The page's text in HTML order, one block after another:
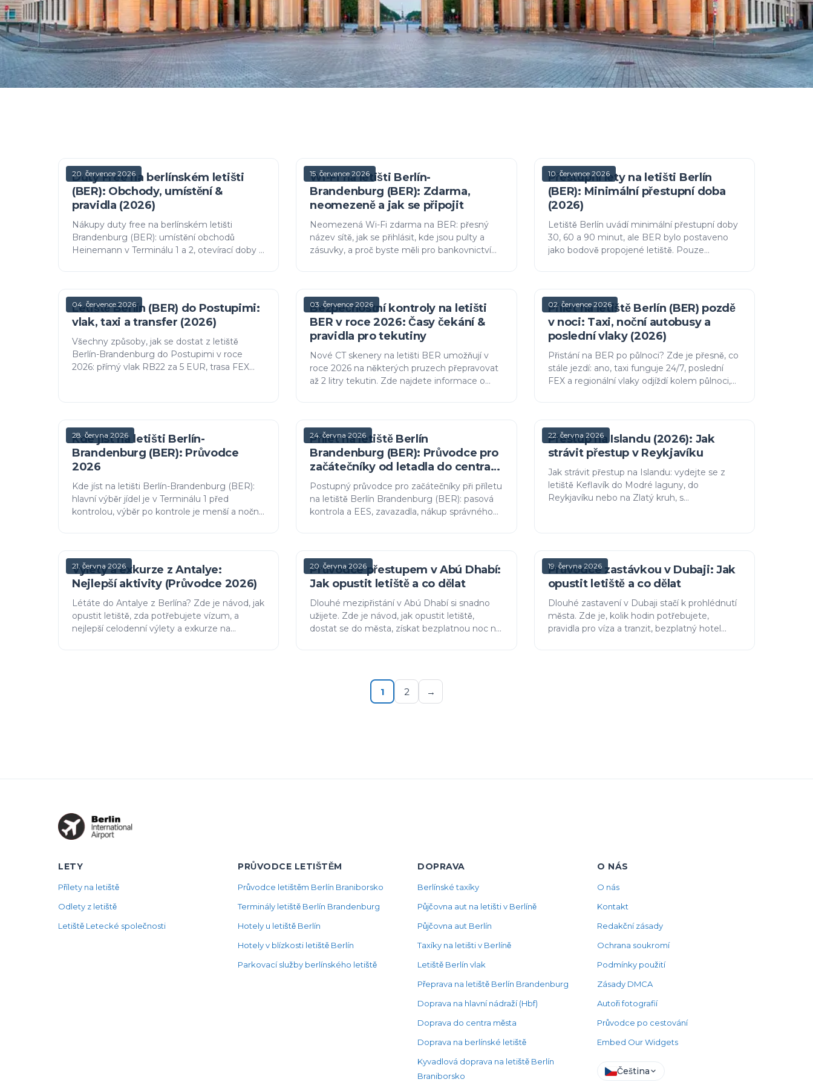
20. července 2026
Duty Free na berlínském letišti
(BER): Obchody, umístění &
pravidla (2026)
Nákupy duty free na berlínském letišti
Brandenburg (BER): umístění obchodů
Heinemann v Terminálu 1 a 2, otevírací doby a
15. července 2026
Wi-Fi na letišti Berlín-
Brandenburg (BER): Zdarma,
neomezeně a jak se připojit
Neomezená Wi-Fi zdarma na BER: přesný
název sítě, jak se přihlásit, kde jsou pulty a
zásuvky, a proč byste měli pro bankovnictví
10. července 2026
Přestupní lety na letišti Berlín
(BER): Minimální přestupní doba
(2026)
Letiště Berlín uvádí minimální přestupní doby
30, 60 a 90 minut, ale BER bylo postaveno
jako bodově propojené letiště. Pouze
04. července 2026
Letiště Berlín (BER) do Postupimi:
vlak, taxi a transfer (2026)
Všechny způsoby, jak se dostat z letiště
Berlín-Brandenburg do Postupimi v roce
2026: přímý vlak RB22 za 5 EUR, trasa FEX
03. července 2026
Bezpečnostní kontroly na letišti
BER v roce 2026: Časy čekání &
pravidla pro tekutiny
Nové CT skenery na letišti BER umožňují v
roce 2026 na některých pruzech přepravovat
až 2 litry tekutin. Zde najdete informace o
02. července 2026
Přílet na letiště Berlín (BER) pozdě
v noci: Taxi, noční autobusy a
poslední vlaky (2026)
Přistání na BER po půlnoci? Zde je přesně, co
stále jezdí: ano, taxi funguje 24/7, poslední
FEX a regionální vlaky odjíždí kolem půlnoci,
28. června 2026
Kde jíst na letišti Berlín-
Brandenburg (BER): Průvodce
2026
Kde jíst na letišti Berlín-Brandenburg (BER):
hlavní výběr jídel je v Terminálu 1 před
kontrolou, výběr po kontrole je menší a noční
24. června 2026
Přílet na letiště Berlín
Brandenburg (BER): Průvodce pro
začátečníky od letadla do centra
města
Postupný průvodce pro začátečníky při příletu
na letiště Berlín Brandenburg (BER): pasová
kontrola a EES, zavazadla, nákup správného
22. června 2026
Přestup na Islandu (2026): Jak
strávit přestup v Reykjavíku
Jak strávit přestup na Islandu: vydejte se z
letiště Keflavík do Modré laguny, do
Reykjavíku nebo na Zlatý kruh, s
21. června 2026
Výlety a exkurze z Antalye:
Nejlepší aktivity (Průvodce 2026)
Létáte do Antalye z Berlína? Zde je návod, jak
opustit letiště, zda potřebujete vízum, a
nejlepší celodenní výlety a exkurze na
20. června 2026
Průvodce přestupem v Abú Dhabí:
Jak opustit letiště a co dělat
Dlouhé mezipřistání v Abú Dhabí si snadno
užijete. Zde je návod, jak opustit letiště,
dostat se do města, získat bezplatnou noc na
19. června 2026
Průvodce zastávkou v Dubaji: Jak
opustit letiště a co dělat
Dlouhé zastavení v Dubaji stačí k prohlédnutí
města. Zde je, kolik hodin potřebujete,
pravidla pro víza a tranzit, bezplatný hotel
1 2 →
LETY
Přílety na letiště
Odlety z letiště
Letiště Letecké společnosti
PRŮVODCE LETIŠTĚM
Průvodce letištěm Berlín Braniborsko
Terminály letiště Berlín Brandenburg
Hotely u letiště Berlín
Hotely v blízkosti letiště Berlín
Parkovací služby berlínského letiště
DOPRAVA
Berlínské taxíky
Půjčovna aut na letišti v Berlíně
Půjčovna aut Berlín
Taxíky na letišti v Berlíně
Letiště Berlín vlak
Přeprava na letiště Berlín Brandenburg
Doprava na hlavní nádraží (Hbf)
Doprava do centra města
Doprava na berlínské letiště
Kyvadlová doprava na letiště Berlín
Braniborsko
O NÁS
O nás
Kontakt
Redakční zásady
Ochrana soukromí
Podmínky použití
Zásady DMCA
Autoři fotografií
Průvodce po cestování
Embed Our Widgets
Čeština